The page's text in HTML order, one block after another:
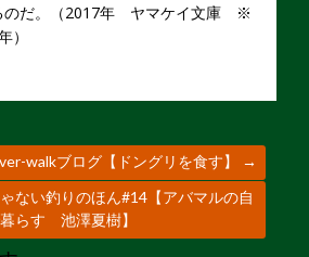
のだ。（2017年 ヤマケイ文庫 ※
）
walkブログ【ドングリを食す】
→
ない釣りのほん#14【アバマルの自
らす 池澤夏樹】